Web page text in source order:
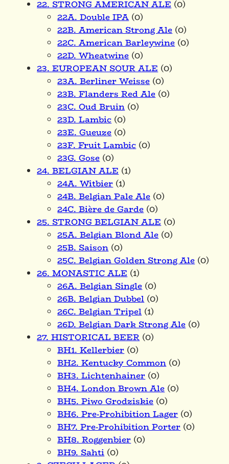
22. STRONG AMERICAN ALE(0)
22A. Double IPA(0)
22B. American Strong Ale(0)
22C. American Barleywine(0)
22D. Wheatwine(0)
23. EUROPEAN SOUR ALE(0)
23A. Berliner Weisse(0)
23B. Flanders Red Ale(0)
23C. Oud Bruin(0)
23D. Lambic(0)
23E. Gueuze(0)
23F. Fruit Lambic(0)
23G. Gose(0)
24. BELGIAN ALE(1)
24A. Witbier(1)
24B. Belgian Pale Ale(0)
24C. Bière de Garde(0)
25. STRONG BELGIAN ALE(0)
25A. Belgian Blond Ale(0)
25B. Saison(0)
25C. Belgian Golden Strong Ale(0)
26. MONASTIC ALE(1)
26A. Belgian Single(0)
26B. Belgian Dubbel(0)
26C. Belgian Tripel(1)
26D. Belgian Dark Strong Ale(0)
27. HISTORICAL BEER(0)
BH1. Kellerbier(0)
BH2. Kentucky Common(0)
BH3. Lichtenhainer(0)
BH4. London Brown Ale(0)
BH5. Piwo Grodziskie(0)
BH6. Pre-Prohibition Lager(0)
BH7. Pre-Prohibition Porter(0)
BH8. Roggenbier(0)
BH9. Sahti(0)